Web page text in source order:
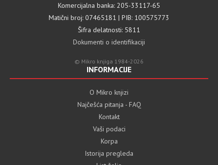
Komercijalna banka: 205-33117-65
Matični broj: 07465181 | PIB: 100575773
Šifra delatnosti: 5811
Dokumenti o identifikaciji
© Mikro knjiga 1984-2026
INFORMACIJE
O Mikro knjizi
Najčešća pitanja - FAQ
Kontakt
Vaši podaci
Korpa
Istorija pregleda